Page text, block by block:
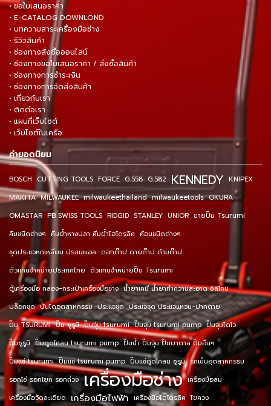
• ขอใบเสนอราคา
• E-CATALOG DOWNLOND
• บทความสาระเครื่องมือช่าง
• รีวิวสินค้า
• ช่องทางสั่งซื้อออนไลน์
• ช่องทางขอใบเสนอราคา / สั่งซื้อสินค้า
• ช่องทางการชำระเงิน
• ช่องทางการจัดส่งสินค้า
• เกี่ยวกับเรา
• ติดต่อเรา
• แผนที่เว็บไซต์
• เว็บไซต์ในเครือ
คำยอดนิยม
BOSCH CUTTING TOOLS FORCE G.558 G.582 KENNEDY KNIPEX
MAKITA MILWAUKEE milwaukeethailand milwaukeetools OKURA
OMASTAR PB SWISS TOOLS RIDGID STANLEY UNIOR ขายปั๊ม Tsurumi
คีมชนิดต่างๆ คีมย้ำหางปลา คีมย้ำไฮโดรลิค ค้อนชนิดต่างๆ
ชุดประแจหกเหลี่ยม ประแจแอล ดอกต๊าป ดายต๊าป ด้ามต๊าป
ตัวแทนจำหน่ายประเทศไทย ตัวแทนจำหน่ายปั๊ม Tsurumi
ตู้เครื่องมือ กล่อง-กระเป๋าเครื่องมือช่าง น้ำยาเคมี น้ำยาทำความสะอาด ซิลิโคน
บล็อกชุด บันไดอุตสาหกรรม ประแจชุด ประแจชุด ประแจแหวน-ปากตาย
ปั๊ม TSURUMI ปั๊ม ซูรูมิ ปั๊มจุ่ม tsurumi ปั๊มจุ่ม tsurumi pump ปั๊มจุ่มไดโว่
ปั๊มซูรูมิ ปั๊มดูดโคลน tsurumi pump ปั๊มน้ำ ปั๊มจุ่ม ปั๊มบาดาล ปั๊มอื่นๆ
ปั๊มแช่ tsurumi ปั๊มแช่ tsurumi pump ปั๊มแช่ดูดโคลน ซูรูมิ รถเข็นอุตสาหกรรม
รอกโซ่ รอกโยก รอกถ่วง เครื่องมือช่าง เครื่องมือลม
เครื่องมือวัดละเอียด เครื่องมือไฟฟ้า เครื่องมือไฮโดรลิค ไขควง